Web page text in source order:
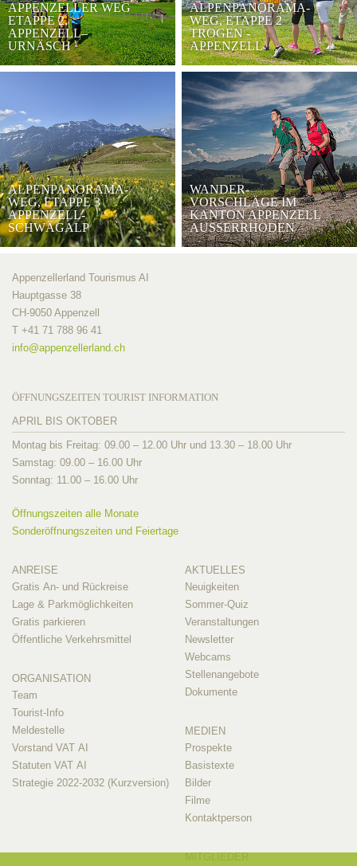
APPENZELLER WEG
ETAPPE 2,
APPENZELL–
URNÄSCH
ALPENPANORAMA-
WEG, ETAPPE 2
TROGEN -
APPENZELL
ALPENPANORAMA-
WEG, ETAPPE 3
APPENZELL-
SCHWÄGALP
WANDER-
VORSCHLÄGE IM
KANTON APPENZELL
AUSSERRHODEN
Appenzellerland Tourismus AI
Hauptgasse 38
CH-9050 Appenzell
T +41 71 788 96 41
info@appenzellerland.ch
ÖFFNUNGSZEITEN TOURIST INFORMATION
APRIL BIS OKTOBER
Montag bis Freitag: 09.00 – 12.00 Uhr und 13.30 – 18.00 Uhr
Samstag: 09.00 – 16.00 Uhr
Sonntag: 11.00 – 16.00 Uhr
Öffnungszeiten alle Monate
Sonderöffnungszeiten und Feiertage
ANREISE
Gratis An- und Rückreise
Lage & Parkmöglichkeiten
Gratis parkieren
Öffentliche Verkehrsmittel
ORGANISATION
Team
Tourist-Info
Meldestelle
Vorstand VAT AI
Statuten VAT AI
Strategie 2022-2032 (Kurzversion)
AKTUELLES
Neuigkeiten
Sommer-Quiz
Veranstaltungen
Newsletter
Webcams
Stellenangebote
Dokumente
MEDIEN
Prospekte
Basistexte
Bilder
Filme
Kontaktperson